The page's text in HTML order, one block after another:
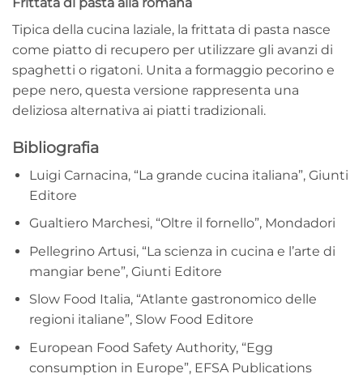
Tipica della cucina laziale, la frittata di pasta nasce
come piatto di recupero per utilizzare gli avanzi di
spaghetti o rigatoni. Unita a formaggio pecorino e
pepe nero, questa versione rappresenta una
deliziosa alternativa ai piatti tradizionali.
Bibliografia
Luigi Carnacina, “La grande cucina italiana”, Giunti
Editore
Gualtiero Marchesi, “Oltre il fornello”, Mondadori
Pellegrino Artusi, “La scienza in cucina e l’arte di
mangiar bene”, Giunti Editore
Slow Food Italia, “Atlante gastronomico delle
regioni italiane”, Slow Food Editore
European Food Safety Authority, “Egg
consumption in Europe”, EFSA Publications